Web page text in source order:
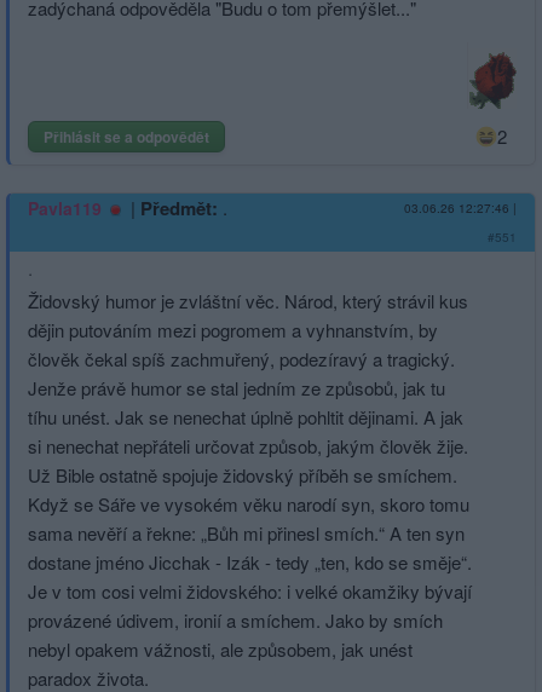
zadýchaná odpověděla "Budu o tom přemýšlet..."
Přihlásit se a odpovědět 2
Pavla119 | Předmět: . 03.06.26 12:27:46 |
#551
·
Židovský humor je zvláštní věc. Národ, který strávil kus
dějin putováním mezi pogromem a vyhnanstvím, by
člověk čekal spíš zachmuřený, podezíravý a tragický.
Jenže právě humor se stal jedním ze způsobů, jak tu
tíhu unést. Jak se nenechat úplně pohltit dějinami. A jak
si nenechat nepřáteli určovat způsob, jakým člověk žije.
Už Bible ostatně spojuje židovský příběh se smíchem.
Když se Sáře ve vysokém věku narodí syn, skoro tomu
sama nevěří a řekne: „Bůh mi přinesl smích.“ A ten syn
dostane jméno Jicchak - Izák - tedy „ten, kdo se směje“.
Je v tom cosi velmi židovského: i velké okamžiky bývají
provázené údivem, ironií a smíchem. Jako by smích
nebyl opakem vážnosti, ale způsobem, jak unést
paradox života.